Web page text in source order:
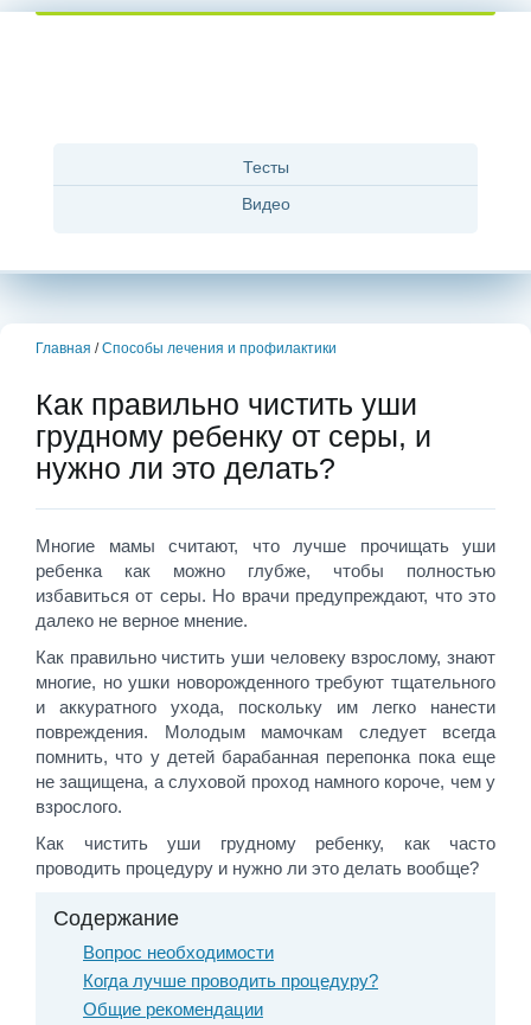
Тесты
Видео
Главная / Способы лечения и профилактики
Как правильно чистить уши
грудному ребенку от серы, и
нужно ли это делать?
Многие мамы считают, что лучше прочищать уши
ребенка как можно глубже, чтобы полностью
избавиться от серы. Но врачи предупреждают, что это
далеко не верное мнение.
Как правильно чистить уши человеку взрослому, знают
многие, но ушки новорожденного требуют тщательного
и аккуратного ухода, поскольку им легко нанести
повреждения. Молодым мамочкам следует всегда
помнить, что у детей барабанная перепонка пока еще
не защищена, а слуховой проход намного короче, чем у
взрослого.
Как чистить уши грудному ребенку, как часто
проводить процедуру и нужно ли это делать вообще?
Содержание
Вопрос необходимости
Когда лучше проводить процедуру?
Общие рекомендации